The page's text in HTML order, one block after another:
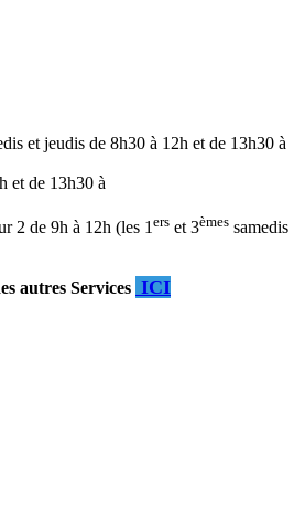
et jeudis de 8h30 à 12h et de 13h30 à
et de 13h30 à
2 de 9h à 12h (les 1ers et 3èmes samedis
autres Services ICI